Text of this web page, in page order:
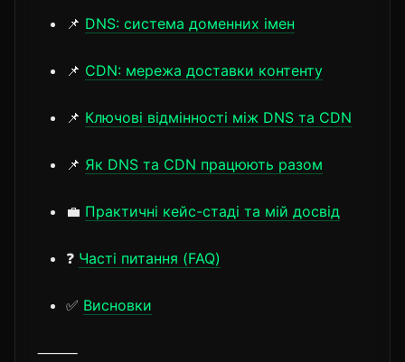
📌 DNS: система доменних імен
📌 CDN: мережа доставки контенту
📌 Ключові відмінності між DNS та CDN
📌 Як DNS та CDN працюють разом
💼 Практичні кейс-стаді та мій досвід
❓ Часті питання (FAQ)
✅ Висновки
⸻